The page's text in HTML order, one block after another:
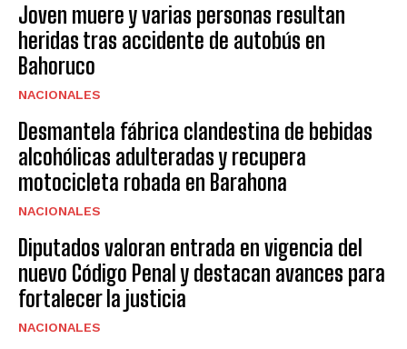
Joven muere y varias personas resultan
heridas tras accidente de autobús en
Bahoruco
NACIONALES
Desmantela fábrica clandestina de bebidas
alcohólicas adulteradas y recupera
motocicleta robada en Barahona
NACIONALES
Diputados valoran entrada en vigencia del
nuevo Código Penal y destacan avances para
fortalecer la justicia
NACIONALES